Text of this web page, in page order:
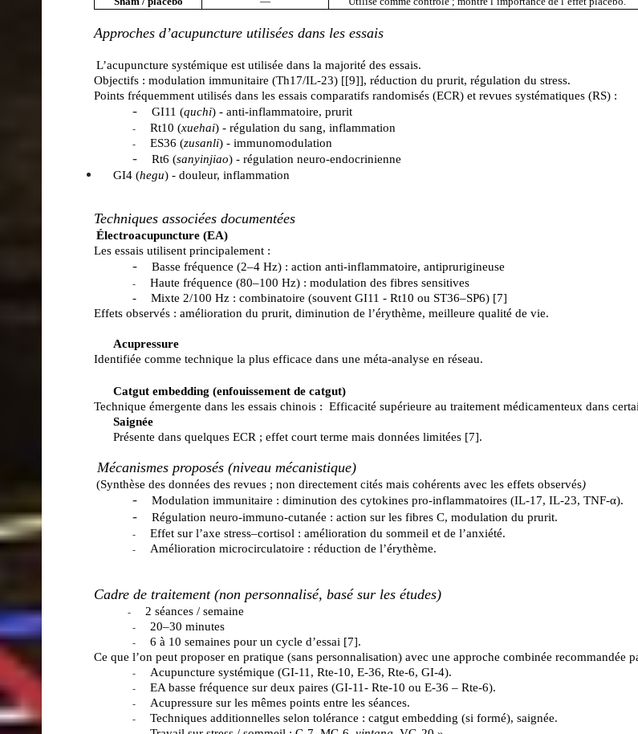
Approches d’acupuncture utilisées dans les essais
L’acupuncture systémique est utilisée dans la majorité des essais.
Objectifs : modulation immunitaire (Th17/IL‑23) [[9]], réduction du prurit, régulation du stress.
Points fréquemment utilisés dans les essais comparatifs randomisés (ECR) et revues systématiques (RS) :
- GI11 (quchi) - anti‑inflammatoire, prurit
- Rt10 (xuehai) - régulation du sang, inflammation
- ES36 (zusanli) - immunomodulation
- Rt6 (sanyinjiao) - régulation neuro‑endocrinienne
GI4 (hegu) - douleur, inflammation
Techniques associées documentées
Électroacupuncture (EA)
Les essais utilisent principalement :
- Basse fréquence (2–4 Hz) : action anti‑inflammatoire, antiprurigineuse
- Haute fréquence (80–100 Hz) : modulation des fibres sensitives
-
Mixte 2/100 Hz : combinatoire (souvent GI11 - Rt10 ou ST36–SP6) [7]
Effets observés : amélioration du prurit, diminution de l’érythème, meilleure qualité de vie.
Acupressure
Identifiée comme technique la plus efficace dans une méta‑analyse en réseau.
Catgut embedding (enfouissement de catgut)
Technique émergente dans les essais chinois : Efficacité supérieure au traitement médicamenteux dans
Saignée
Présente dans quelques ECR ; effet court terme mais données limitées [7].
Mécanismes proposés (niveau mécanistique)
(Synthèse des données des revues ; non directement cités mais cohérents avec les effets observés)
- Modulation immunitaire : diminution des cytokines pro‑inflammatoires (IL‑17, IL‑23, TNF‑α).
- Régulation neuro‑immuno‑cutanée : action sur les fibres C, modulation du prurit.
- Effet sur l’axe stress–cortisol : amélioration du sommeil et de l’anxiété.
- Amélioration microcirculatoire : réduction de l’érythème.
Cadre de traitement (non personnalisé, basé sur les études)
- 2 séances / semaine
- 20–30 minutes
- 6 à 10 semaines pour un cycle d’essai [7].
Ce que l’on peut proposer en pratique (sans personnalisation) avec une approche combinée recommandée
- Acupuncture systémique (GI-11, Rte-10, E-36, Rte-6, GI-4).
- EA basse fréquence sur deux paires (GI-11- Rte-10 ou E-36 – Rte-6).
- Acupressure sur les mêmes points entre les séances.
- Techniques additionnelles selon tolérance : catgut embedding (si formé), saignée.